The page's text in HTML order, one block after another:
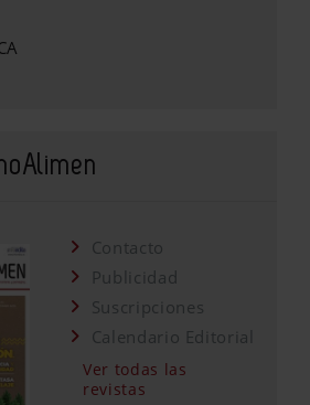
Contacto
Publicidad
Suscripciones
Calendario Editorial
Ver todas las
revistas